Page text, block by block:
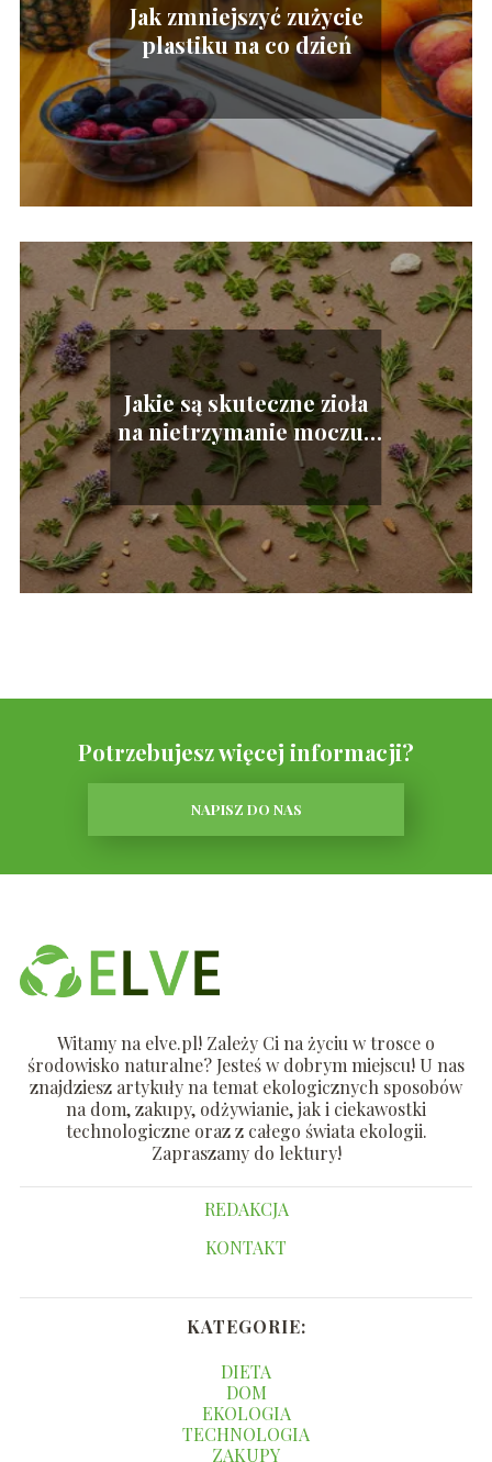
Jak zmniejszyć zużycie
plastiku na co dzień
Jakie są skuteczne zioła
na nietrzymanie moczu?
– naturalne rozwiązania
Potrzebujesz więcej informacji?
NAPISZ DO NAS
Witamy na elve.pl! Zależy Ci na życiu w trosce o
środowisko naturalne? Jesteś w dobrym miejscu! U nas
znajdziesz artykuły na temat ekologicznych sposobów
na dom, zakupy, odżywianie, jak i ciekawostki
technologiczne oraz z całego świata ekologii.
Zapraszamy do lektury!
REDAKCJA
KONTAKT
KATEGORIE:
DIETA
DOM
EKOLOGIA
TECHNOLOGIA
ZAKUPY